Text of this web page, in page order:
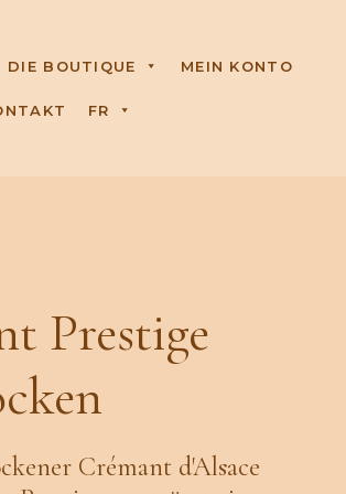
DIE BOUTIQUE MEIN KONTO
FR
Prestige
Crémant d'Alsace